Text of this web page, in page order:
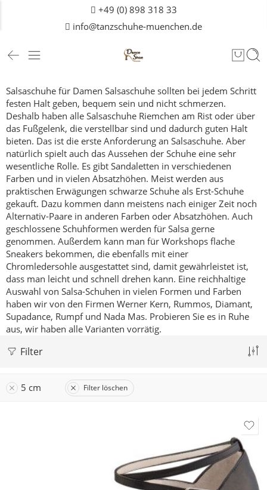
+49 (0) 898 318 33
info@tanzschuhe-muenchen.de
Salsaschuhe für Damen Salsaschuhe sollten bei jedem Schritt
festen Halt geben, bequem sein und nicht schmerzen.
Deshalb haben alle Salsaschuhe Riemchen am Rist oder über
das Fußgelenk, die verstellbar sind und dadurch guten Halt
bieten. Das ist die erste Anforderung an Salsaschuhe. Aber
natürlich spielt auch das Aussehen der Schuhe eine sehr
wesentliche Rolle. Es gibt Sandaletten in verschiedenen
Farben und in vielen Absatzhöhen. Meist werden aus
praktischen Erwägungen schwarze Schuhe als Erst-Schuhe
gekauft. Dazu kommen dann meistens nach einiger Zeit noch
Alternativ-Paare in anderen Farben oder Absatzhöhen. Auch
geschlossene Schuhformen werden für Salsa gerne
genommen. Außerdem kann man für Workshops flache
Sneakers bekommen, die ebenfalls mit einer
Chromledersohle ausgestattet sind, damit gewährleistet ist,
dass man leicht und schnell drehen kann. Eine reichhaltige
Auswahl von Salsa-Schuhen in vielen Formen und Farben
haben wir von den Firmen Werner Kern, Rummos, Diamant,
Supadance, Rumpf und Nada Mas. Probieren Sie es in Ruhe
aus, wir haben alle Varianten vorrätig.
Filter
5 cm Filter löschen